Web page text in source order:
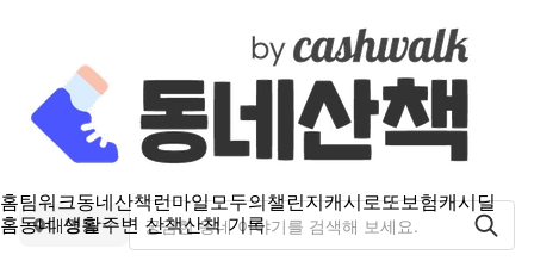
홈팀워크동네산책런마일모두의챌린지캐시로또보험캐시딜
홈동네 생활주변 산책산책 기록
대명동